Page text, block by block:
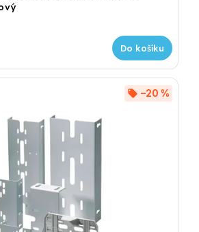
Do košíku
–20 %